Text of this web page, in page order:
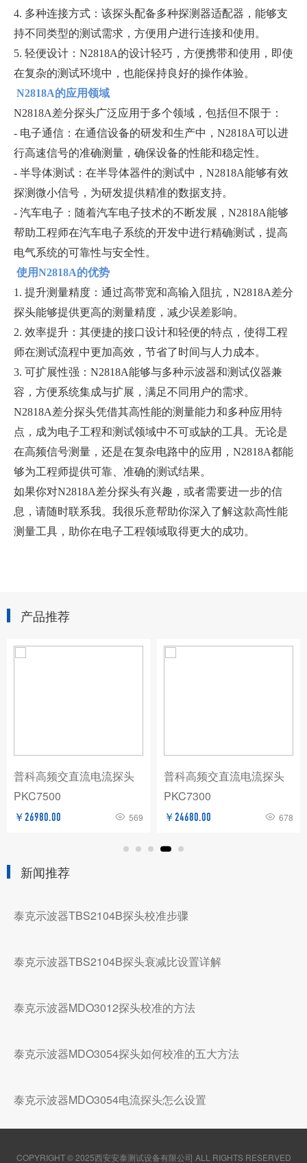
4. 多种连接方式：该探头配备多种探测器适配器，能够支
持不同类型的测试需求，方便用户进行连接和使用。
5. 轻便设计：N2818A的设计轻巧，方便携带和使用，即使
在复杂的测试环境中，也能保持良好的操作体验。
N2818A的应用领域
N2818A差分探头广泛应用于多个领域，包括但不限于：
- 电子通信：在通信设备的研发和生产中，N2818A可以进
行高速信号的准确测量，确保设备的性能和稳定性。
- 半导体测试：在半导体器件的测试中，N2818A能够有效
探测微小信号，为研发提供精准的数据支持。
- 汽车电子：随着汽车电子技术的不断发展，N2818A能够
帮助工程师在汽车电子系统的开发中进行精确测试，提高
电气系统的可靠性与安全性。
使用N2818A的优势
1. 提升测量精度：通过高带宽和高输入阻抗，N2818A差分
探头能够提供更高的测量精度，减少误差影响。
2. 效率提升：其便捷的接口设计和轻便的特点，使得工程
师在测试流程中更加高效，节省了时间与人力成本。
3. 可扩展性强：N2818A能够与多种示波器和测试仪器兼
容，方便系统集成与扩展，满足不同用户的需求。
N2818A差分探头凭借其高性能的测量能力和多种应用特
点，成为电子工程和测试领域中不可或缺的工具。无论是
在高频信号测量，还是在复杂电路中的应用，N2818A都能
够为工程师提供可靠、准确的测试结果。
如果你对N2818A差分探头有兴趣，或者需要进一步的信
息，请随时联系我。我很乐意帮助你深入了解这款高性能
测量工具，助你在电子工程领域取得更大的成功。
产品推荐
普科高频交直流电流探头
PKC7500
￥26980.00 569
普科高频交直流电流探头
PKC7300
￥24680.00 678
新闻推荐
泰克示波器TBS2104B探头校准步骤
泰克示波器TBS2104B探头衰减比设置详解
泰克示波器MDO3012探头校准的方法
泰克示波器MDO3054探头如何校准的五大方法
泰克示波器MDO3054电流探头怎么设置
COPYRIGHT © 2025西安安泰测试设备有限公司 ALL RIGHTS RESERVED